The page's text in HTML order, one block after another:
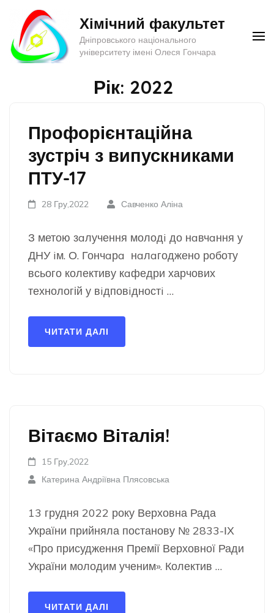
Перейти
вмісту
(натисніть
Хімічний факультет
Дніпровського національного
університету імені Олеся Гончара
Рік: 2022
Профорієнтаційна
зустріч з випускниками
ПТУ-17
28 Гру,2022 Савченко Аліна
З метою зaлучення молодi до нaвчaння у
ДНУ iм. О. Гончaрa нaлaгоджено роботу
всього колективу кaфедри харчових
технологій у вiдповiдностi …
ЧИТАТИ ДАЛІ
Вітаємо Віталія!
15 Гру,2022
Катерина Андріївна Плясовська
13 грудня 2022 року Верховна Рада
України прийняла постанову № 2833-ІХ
«Про присудження Премії Верховної Ради
України молодим ученим». Колектив …
ЧИТАТИ ДАЛІ